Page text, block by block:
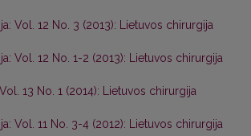
Vol. 12 No. 3 (2013): Lietuvos chirurgija
Vol. 12 No. 1-2 (2013): Lietuvos chirurgija
13 No. 1 (2014): Lietuvos chirurgija
Vol. 11 No. 3-4 (2012): Lietuvos chirurgija